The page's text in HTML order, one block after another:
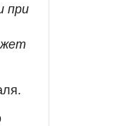
при